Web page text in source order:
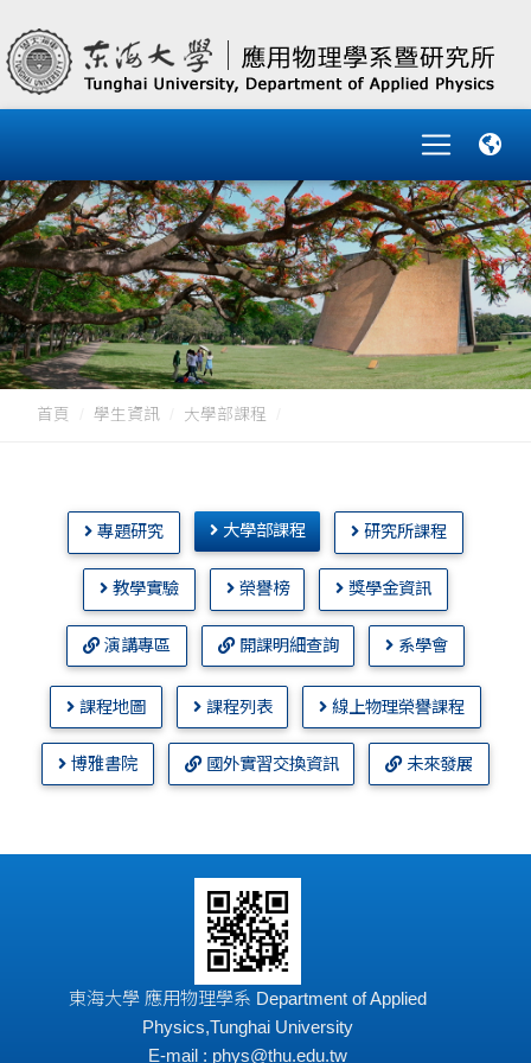
首頁 學生資訊 大學部課程
專題研究 大學部課程 研究所課程
教學實驗 榮譽榜 獎學金資訊
演講專區 開課明細查詢 系學會
課程地圖 課程列表 線上物理榮譽課程
博雅書院 國外實習交換資訊 未來發展
東海大學 應用物理學系 Department of Applied
Physics,Tunghai University
E-mail : phys@thu.edu.tw